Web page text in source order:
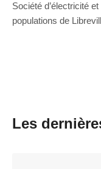
Société d’électricité
populations de
Les